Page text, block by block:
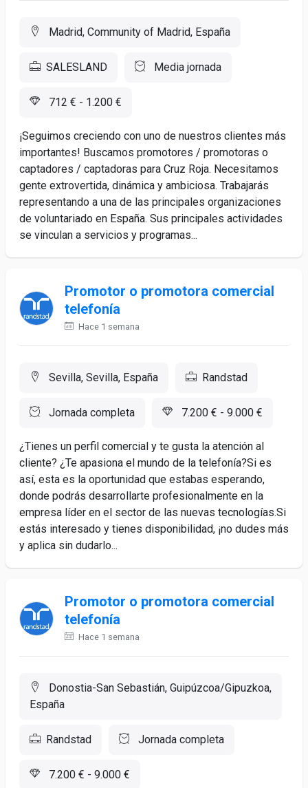
Madrid, Community of Madrid, España
SALESLAND Media jornada
712 € - 1.200 €
¡Seguimos creciendo con uno de nuestros clientes más
importantes! Buscamos promotores / promotoras o
captadores / captadoras para Cruz Roja. Necesitamos
gente extrovertida, dinámica y ambiciosa. Trabajarás
representando a una de las principales organizaciones
de voluntariado en España. Sus principales actividades
se vinculan a servicios y programas...
Promotor o promotora comercial
telefonía
Hace 1 semana
Sevilla, Sevilla, España Randstad
Jornada completa 7.200 € - 9.000 €
¿Tienes un perfil comercial y te gusta la atención al
cliente? ¿Te apasiona el mundo de la telefonía?Si es
así, esta es la oportunidad que estabas esperando,
donde podrás desarrollarte profesionalmente en la
empresa líder en el sector de las nuevas tecnologías.Si
estás interesado y tienes disponibilidad, ¡no dudes más
y aplica sin dudarlo...
Promotor o promotora comercial
telefonía
Hace 1 semana
Donostia-San Sebastián, Guipúzcoa/Gipuzkoa,
España
Randstad Jornada completa
7.200 € - 9.000 €